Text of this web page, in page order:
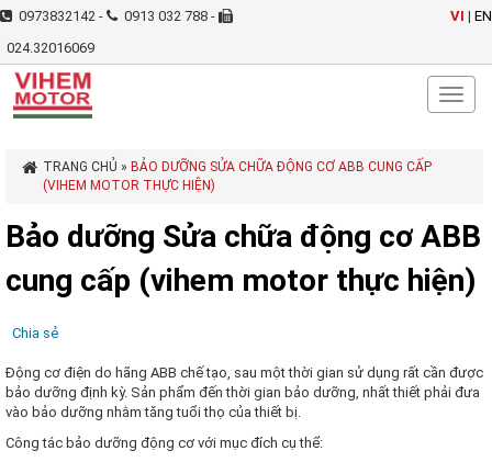
0973832142 -
0913 032 788 -
024.32016069
VI | EN
TRANG CHỦ » BẢO DƯỠNG SỬA CHỮA ĐỘNG CƠ ABB CUNG CẤP
(VIHEM MOTOR THỰC HIỆN)
Bảo dưỡng Sửa chữa động cơ ABB
cung cấp (vihem motor thực hiện)
Chia sẻ
Động cơ điện do hãng ABB chế tạo, sau một thời gian sử dụng rất cần được
bảo dưỡng định kỳ. Sản phẩm đến thời gian bảo dưỡng, nhất thiết phải đưa
vào bảo dưỡng nhằm tăng tuổi thọ của thiết bị.
Công tác bảo dưỡng động cơ với mục đích cụ thể: